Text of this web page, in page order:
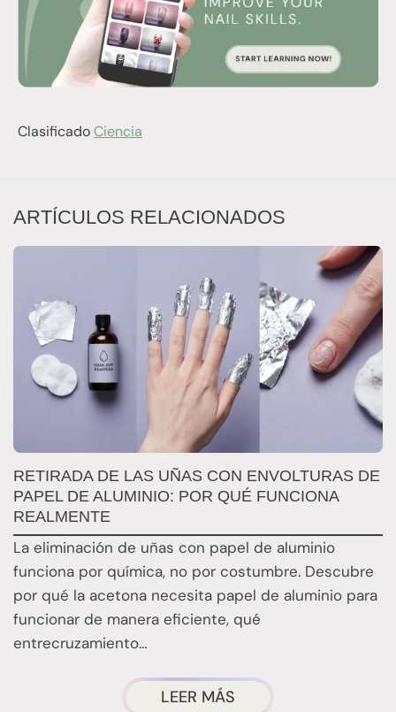
Clasificado Ciencia
ARTÍCULOS RELACIONADOS
RETIRADA DE LAS UÑAS CON ENVOLTURAS DE
PAPEL DE ALUMINIO: POR QUÉ FUNCIONA
REALMENTE
La eliminación de uñas con papel de aluminio
funciona por química, no por costumbre. Descubre
por qué la acetona necesita papel de aluminio para
funcionar de manera eficiente, qué
entrecruzamiento…
LEER MÁS ACERCA